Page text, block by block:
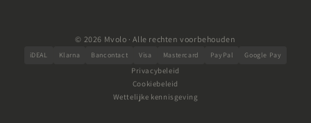
© 2026 Mvolo · Alle rechten voorbehouden
iDEAL Klarna Bancontact Visa Mastercard PayPal Google Pay
Privacybeleid
Cookiebeleid
Wettelijke kennisgeving